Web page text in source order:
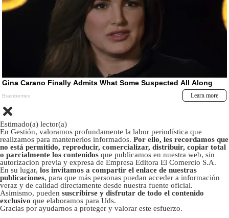
Estimado(a) lector(a)
En Gestión, valoramos profundamente la labor periodística que
realizamos para mantenerlos informados. Por ello, les recordamos que
no está permitido, reproducir, comercializar, distribuir, copiar total
o parcialmente los contenidos que publicamos en nuestra web, sin
autorizacion previa y expresa de Empresa Editora El Comercio S.A.
En su lugar, los invitamos a compartir el enlace de nuestras
publicaciones, para que más personas puedan acceder a información
veraz y de calidad directamente desde nuestra fuente oficial.
Asimismo, pueden suscribirse y disfrutar de todo el contenido
exclusivo que elaboramos para Uds.
Gracias por ayudarnos a proteger y valorar este esfuerzo.